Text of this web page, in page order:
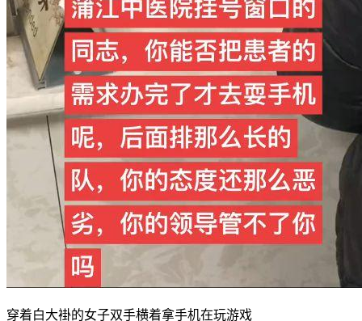
穿着白大褂的女子双手横着拿手机在玩游戏